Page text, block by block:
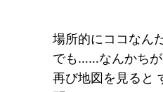
場所的にココなん
でも……なんかちが
再び地図を見ると